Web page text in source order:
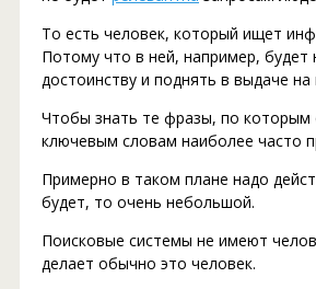
То есть человек, который ищет
Потому что в ней, например, будет
достоинству и поднять в выдаче на
Чтобы знать те фразы, по
ключевым словам наиболее часто
Примерно в таком плане надо
будет, то очень небольшой.
Поисковые системы не имеют
делает обычно это человек.